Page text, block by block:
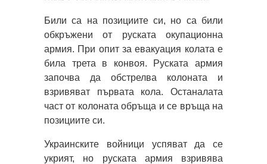
Били са на позициите си, но са били
обкръжени от руската окупационна
армия. При опит за евакуация колата е
била трета в конвоя. Руската армия
започва да обстрелва колоната и
взривяват първата кола. Останалата
част от колоната обръща и се връща на
позициите си.
Украинските войници успяват да се
укрият, но руската армия взривява